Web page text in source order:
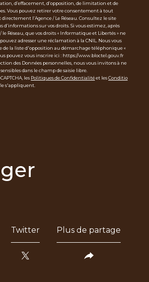
d’effacement, d’opposition, de limitation et de
Vous pouvez retirer votre consentement à tout
l’Agence / Le Réseau. Consultez le site
sur vos droits. Si vous estimez, après
Réseau, que vos droits « Informatique et Libertés » ne
adresser une réclamation à la CNIL. Nous vous
de la liste d'opposition au démarchage téléphonique «
pouvez vous inscrire ici : https://www.bloctel.gouv.fr
des Données personnelles, nous vous invitons à ne
dans le champ de saisie libre.
les Politiques de Confidentialitéet lesConditio
s'appliquent.
Twitter Plus de partage